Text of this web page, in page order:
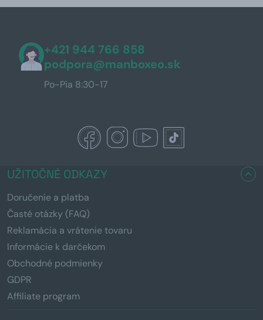
+421 944 766 858
podpora@manboxeo.sk
Po-Pia 8:30-17
UŽITOČNÉ ODKAZY
Doručenie a platba
Časté otázky (FAQ)
Reklamácia a vrátenie tovaru
Informácie k darčekom
Obchodné podmienky
GDPR
Affiliate program